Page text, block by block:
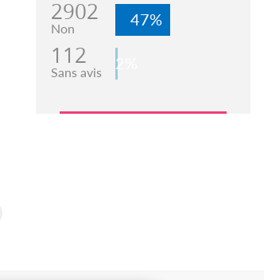
2902
Non 47%
112
Sans avis 2%